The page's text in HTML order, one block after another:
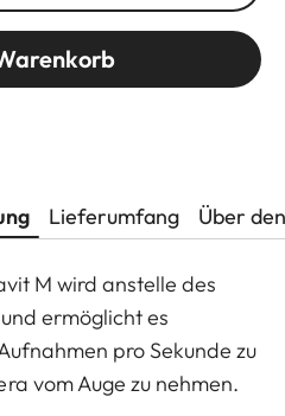
Lieferumfang Über
M wird anstelle des
ermöglicht es
pro Sekunde zu
vom Auge zu nehmen.